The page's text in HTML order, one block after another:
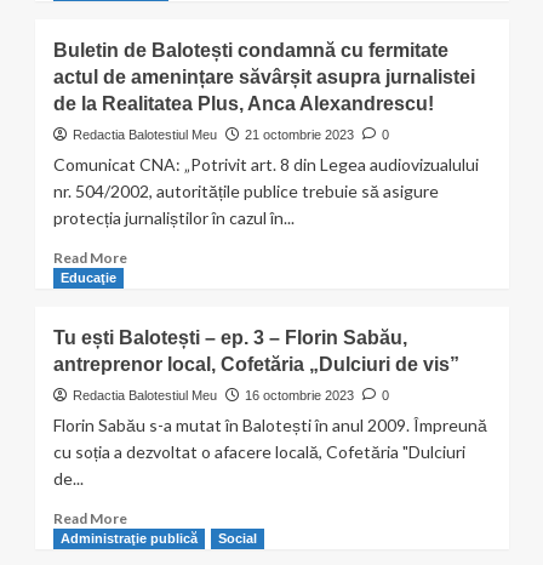
ajută
Parohia
Săftica!
Buletin de Balotești condamnă cu fermitate
actul de amenințare săvârșit asupra jurnalistei
de la Realitatea Plus, Anca Alexandrescu!
Redactia Balotestiul Meu 21 octombrie 2023 0
Comunicat CNA: „Potrivit art. 8 din Legea audiovizualului
nr. 504/2002, autoritățile publice trebuie să asigure
protecția jurnaliștilor în cazul în...
Read MoreRead
de
Balotești
condamnă
cu
actul
săvârșit
asupra
Educaţie
Tu ești Balotești – ep. 3 – Florin Sabău,
antreprenor local, Cofetăria „Dulciuri de vis”
Redactia Balotestiul Meu 16 octombrie 2023 0
Florin Sabău s-a mutat în Balotești în anul 2009. Împreună
cu soția a dezvoltat o afacere locală, Cofetăria "Dulciuri
de...
Read MoreRead
more
Administraţie publică Social